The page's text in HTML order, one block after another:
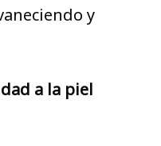
y
a la piel